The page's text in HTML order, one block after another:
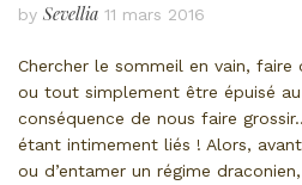
by Sevellia 11 mars 2016
Chercher le sommeil en vain,
ou tout simplement être épuisé
conséquence de nous faire
étant intimement liés ! Alors,
ou d’entamer un régime